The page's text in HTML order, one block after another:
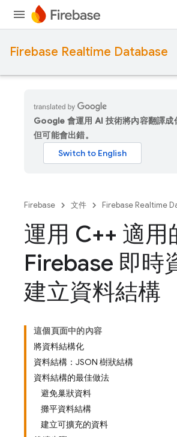
Firebase Realtime Database
Google 會運用 AI 技術將內容翻譯成
但可能會出錯。
Firebase 文件 Firebase Realtime
運用 C++ 適用
Firebase 即時
建立資料結構
這個頁面中的內容
將資料結構化
資料結構：JSON 樹狀結構
資料結構的最佳做法
避免巢狀資料
攤平資料結構
建立可擴充的資料